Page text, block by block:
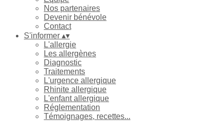
Nos partenaires
Devenir bénévole
Contact
S'informer ▴▾
L'allergie
Les allergènes
Diagnostic
Traitements
L'urgence allergique
Rhinite allergique
L'enfant allergique
Réglementation
Témoignages, recettes...